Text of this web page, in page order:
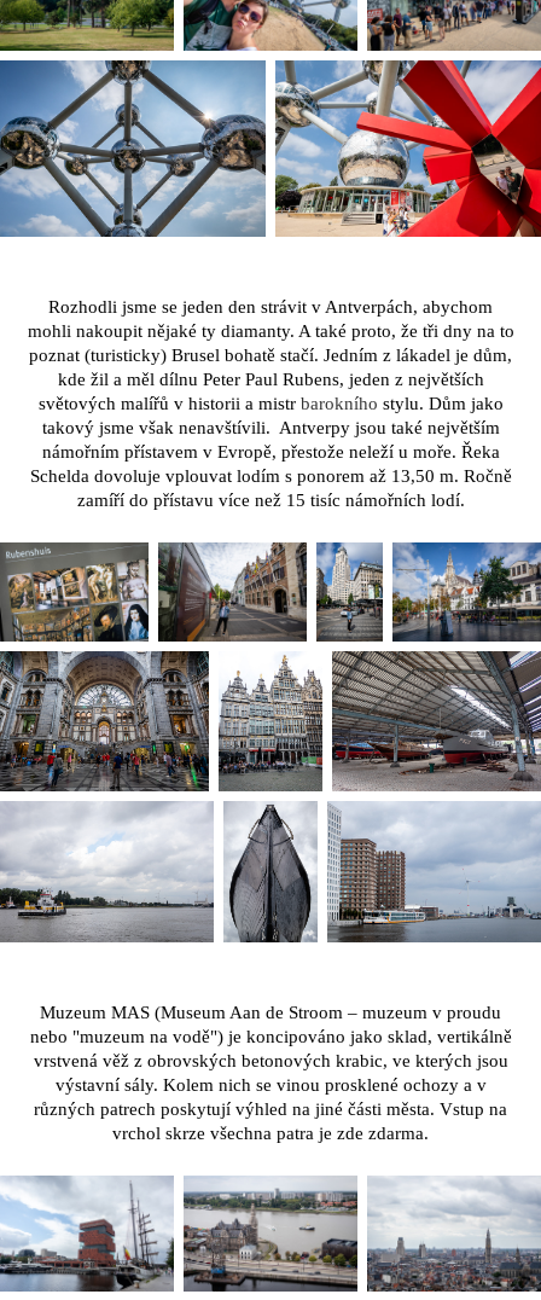
Rozhodli jsme se jeden den strávit v Antverpách, abychom
mohli nakoupit nějaké ty diamanty. A také proto, že tři dny na to
poznat (turisticky) Brusel bohatě stačí. Jedním z lákadel je dům,
kde žil a měl dílnu Peter Paul Rubens, jeden z největších
světových malířů v historii a mistr barokního stylu. Dům jako
takový jsme však nenavštívili. Antverpy jsou také největším
námořním přístavem v Evropě, přestože neleží u moře. Řeka
Schelda dovoluje vplouvat lodím s ponorem až 13,50 m. Ročně
zamíří do přístavu více než 15 tisíc námořních lodí.
Muzeum MAS (Museum Aan de Stroom – muzeum v proudu
nebo "muzeum na vodě") je koncipováno jako sklad, vertikálně
vrstvená věž z obrovských betonových krabic, ve kterých jsou
výstavní sály. Kolem nich se vinou prosklené ochozy a v
různých patrech poskytují výhled na jiné části města. Vstup na
vrchol skrze všechna patra je zde zdarma.